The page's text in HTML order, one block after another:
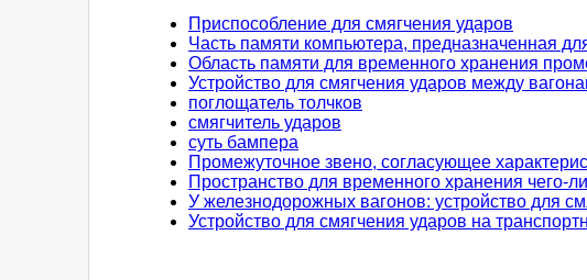
Приспособление для смягчения ударов
Часть памяти компьютера, предназначенная
Область памяти для временного хранения
Устройство для смягчения ударов между
поглощатель толчков
смягчитель ударов
суть бампера
Промежуточное звено, согласующее
Пространство для временного хранения чего-
У железнодорожных вагонов: устройство для
Устройство для смягчения ударов на